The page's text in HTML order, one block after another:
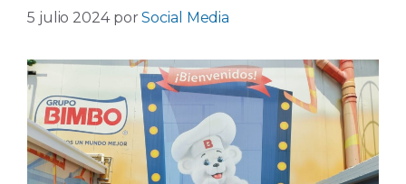
5 julio 2024 porSocial Media